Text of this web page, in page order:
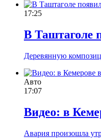
17:25
В Таштаголе
Деревянную
Авто
17:07
Видео: в
Авария произошла